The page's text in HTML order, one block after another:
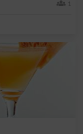
1